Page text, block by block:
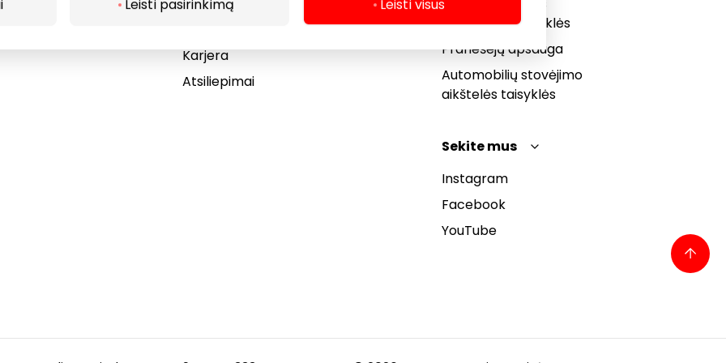
Leisti pasirinkimą Leisti visus
Karjera
Atsiliepimai
bendrosios taisyklės
Pranešėjų apsauga
Automobilių stovėjimo
aikštelės taisyklės
Sekite mus
Instagram
Facebook
YouTube